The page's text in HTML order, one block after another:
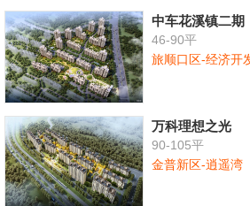
中车花溪镇二期
46-90平
旅顺口区-经济开
万科理想之光
90-105平
金普新区-逍遥湾